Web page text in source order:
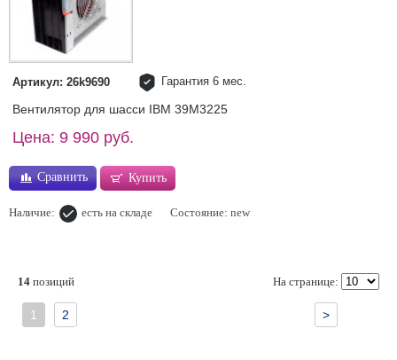
Артикул: 26k9690 Гарантия 6 мес.
Вентилятор для шасси IBM 39M3225
Цена: 9 990 руб.
Сравнить Купить
Наличие: есть на складе Состояние: new
14 позиций
1 2 >
На странице: